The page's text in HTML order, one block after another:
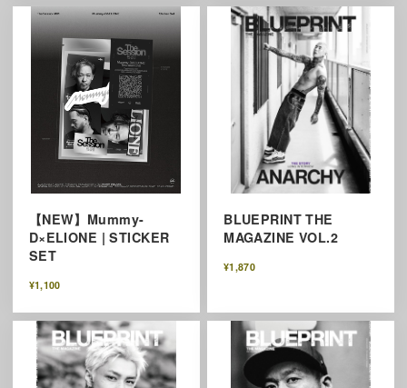
【NEW】Mummy-
D×ELIONE | STICKER
SET
¥1,100
BLUEPRINT THE
MAGAZINE VOL.2
¥1,870